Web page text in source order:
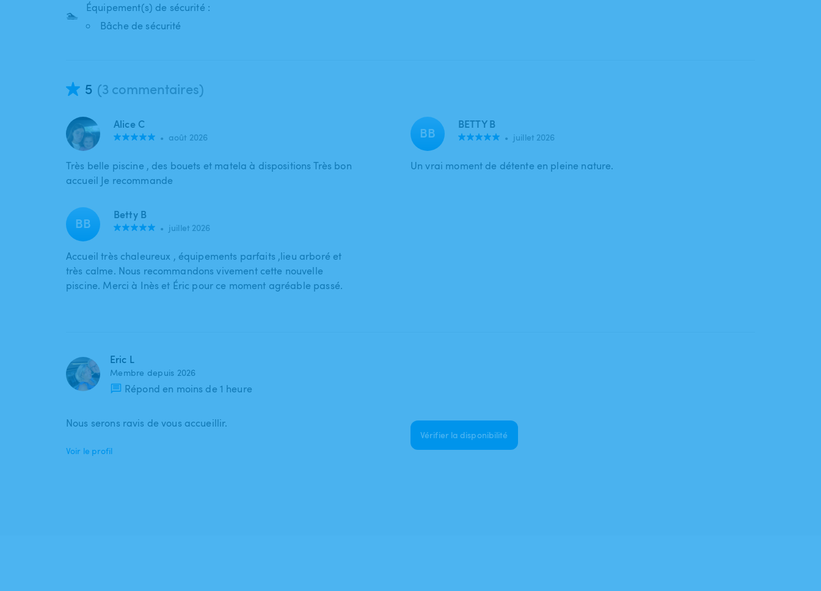
🏊
Équipement(s) de sécurité :
Bâche de sécurité
5 (3 commentaires)
Alice C
• août 2026
Très belle piscine , des bouets et matela à dispositions Très bon
accueil Je recommande
BB BETTY B
• juillet 2026
Un vrai moment de détente en pleine nature.
BB Betty B
• juillet 2026
Accueil très chaleureux , équipements parfaits ,lieu arboré et
très calme. Nous recommandons vivement cette nouvelle
piscine. Merci à Inès et Éric pour ce moment agréable passé.
Eric L
Membre depuis 2026
Répond en moins de 1 heure
Nous serons ravis de vous accueillir.
Voir le profil
Vérifier la disponibilité